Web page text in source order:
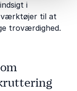
i
værktøjer til at
troværdighed.